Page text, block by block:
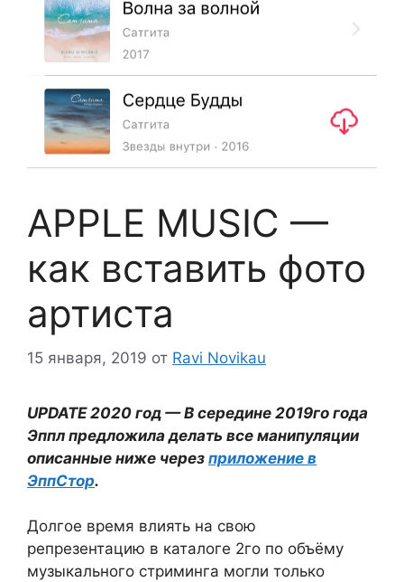
APPLE MUSIC —
как вставить фото
артиста
15 января, 2019 от Ravi Novikau
UPDATE 2020 год — В середине 2019го года
Эппл предложила делать все манипуляции
описанные ниже через приложение в
ЭппСтор.
Долгое время влиять на свою
репрезентацию в каталоге 2го по объёму
музыкального стриминга могли только